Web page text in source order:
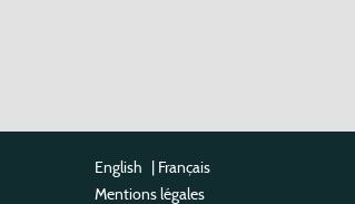
English | Français
Mentions légales